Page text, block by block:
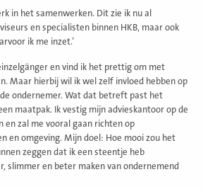
in het samenwerken. Dit zie ik nu al
en specialisten binnen HKB, maar ook
ik me inzet.’
en vind ik het prettig om met
Maar hierbij wil ik wel zelf invloed hebben op
ondernemer. Wat dat betreft past het
maatpak. Ik vestig mijn advieskantoor op de
en zal me vooral gaan richten op
en omgeving. Mijn doel: Hoe mooi zou het
zeggen dat ik een steentje heb
slimmer en beter maken van ondernemend